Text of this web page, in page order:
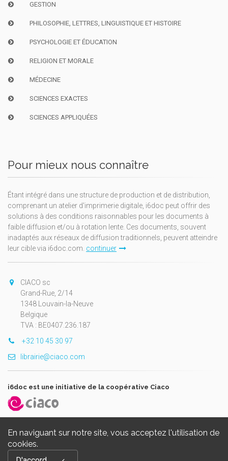
En naviguant sur notre site, vous acceptez l'utilisation de
cookies.
GESTION
PHILOSOPHIE, LETTRES, LINGUISTIQUE ET HISTOIRE
PSYCHOLOGIE ET ÉDUCATION
RELIGION ET MORALE
MÉDECINE
SCIENCES EXACTES
SCIENCES APPLIQUÉES
Pour mieux nous connaître
Étant intégré dans une structure de production et de distribution,
comprenant un atelier d'imprimerie digitale, i6doc peut offrir des
solutions à des conditions raisonnables pour les documents à
faible diffusion et/ou à rotation lente. Ces documents, souvent
inadaptés aux réseaux de diffusion traditionnels, peuvent atteindre
leur cible via i6doc.com. continuer
CIACO sc
Grand-Rue, 2/14
1348 Louvain-la-Neuve
Belgique
TVA : BE0407.236.187
+32 10 45 30 97
librairie@ciaco.com
i6doc est une initiative de la coopérative Ciaco